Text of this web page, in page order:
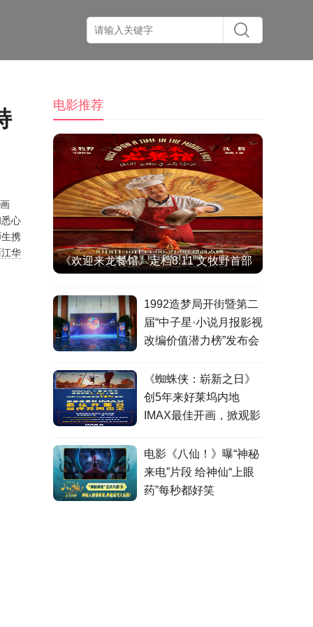
心
携
华
电影推荐
《欢迎来龙餐馆》定档8.11 文牧野首部
1992造梦局开街暨第二
届“中子星·小说月报影视
改编价值潜力榜”发布会
《蜘蛛侠：崭新之日》
创5年来好莱坞内地
IMAX最佳开画，掀观影
电影《八仙！》曝“神秘
来电”片段 给神仙“上眼
药”每秒都好笑